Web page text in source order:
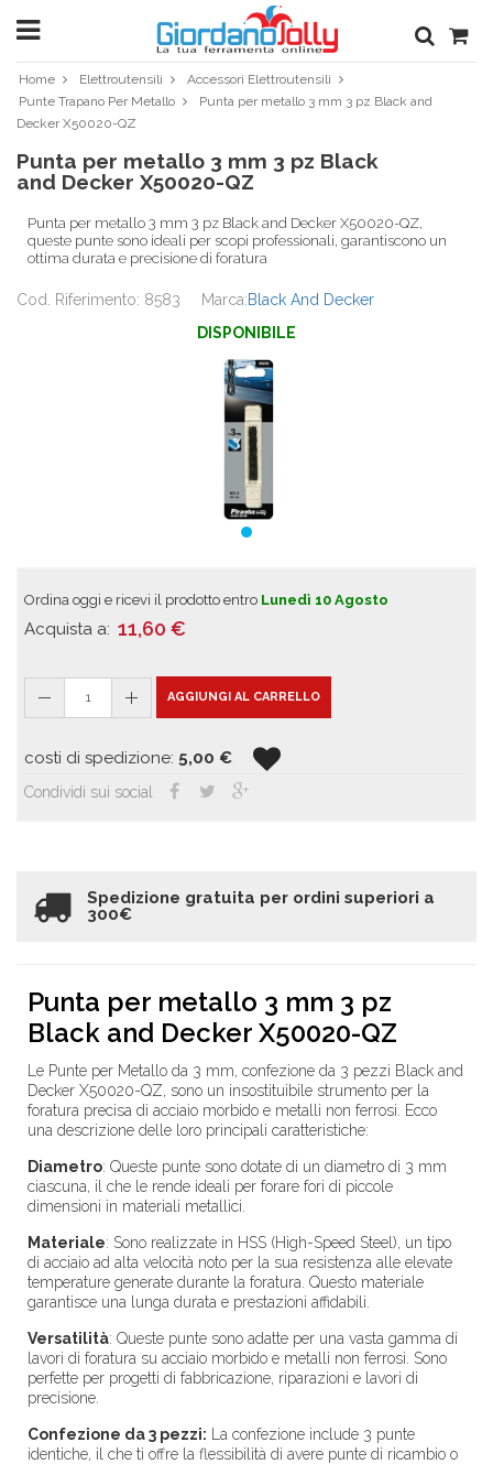
Home Elettroutensili
Accessori Elettroutensili
Punte Trapano Per Metallo
Punta per metallo 3 mm 3 pz Black and
Decker X50020-QZ
Punta per metallo 3 mm 3 pz Black
and Decker X50020-QZ
Punta per metallo 3 mm 3 pz Black and Decker X50020-QZ,
queste punte sono ideali per scopi professionali, garantiscono un
ottima durata e precisione di foratura
Cod. Riferimento: 8583 Marca:Black And Decker
DISPONIBILE
Ordina oggi e ricevi il prodotto entro Lunedì 10 Agosto
Acquista a: 11,60 €
1 AGGIUNGI AL CARRELLO
costi di spedizione: 5,00 €
Condividi sui social
Spedizione gratuita per ordini superiori a
300€
Punta per metallo 3 mm 3 pz
Black and Decker X50020-QZ
Le Punte per Metallo da 3 mm, confezione da 3 pezzi Black and
Decker X50020-QZ, sono un insostituibile strumento per la
foratura precisa di acciaio morbido e metalli non ferrosi. Ecco
una descrizione delle loro principali caratteristiche:
Diametro: Queste punte sono dotate di un diametro di 3 mm
ciascuna, il che le rende ideali per forare fori di piccole
dimensioni in materiali metallici.
Materiale: Sono realizzate in HSS (High-Speed Steel), un tipo
di acciaio ad alta velocità noto per la sua resistenza alle elevate
temperature generate durante la foratura. Questo materiale
garantisce una lunga durata e prestazioni affidabili.
Versatilità: Queste punte sono adatte per una vasta gamma di
lavori di foratura su acciaio morbido e metalli non ferrosi. Sono
perfette per progetti di fabbricazione, riparazioni e lavori di
precisione.
Confezione da 3 pezzi: La confezione include 3 punte
identiche, il che ti offre la flessibilità di avere punte di ricambio o